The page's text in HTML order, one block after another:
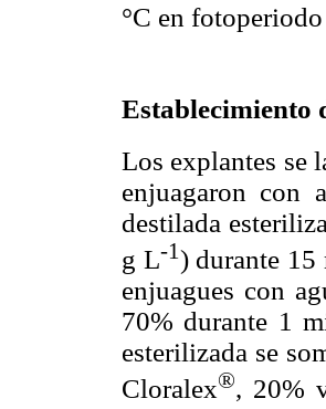
°C en
Establecimiento
Los explantes se
enjuagaron con
destilada
g L-1) durante 15
enjuagues con
70% durante 1
esterilizada se
Cloralex®, 20%